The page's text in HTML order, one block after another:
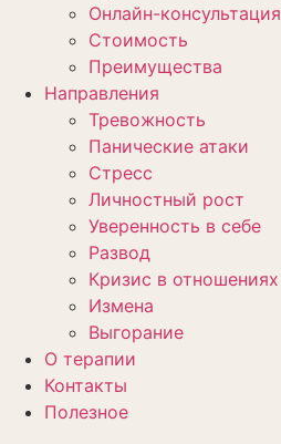
Онлайн-консультация
Стоимость
Преимущества
Направления
Тревожность
Панические атаки
Стресс
Личностный рост
Уверенность в себе
Развод
Кризис в отношениях
Измена
Выгорание
О терапии
Контакты
Полезное